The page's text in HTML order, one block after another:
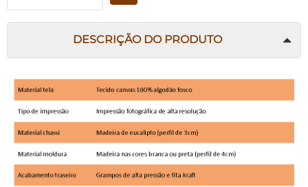
DESCRIÇÃO DO PRODUTO